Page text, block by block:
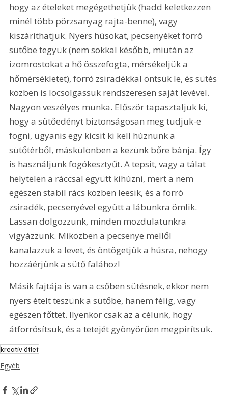
hogy az ételeket megégethetjük (hadd keletkezzen
minél több pörzsanyag rajta-benne), vagy
kiszáríthatjuk. Nyers húsokat, pecsenyéket forró
sütőbe tegyük (nem sokkal később, miután az
izomrostokat a hő összefogta, mérsékeljük a
hőmérsékletet), forró zsiradékkal öntsük le, és sütés
közben is locsolgassuk rendszeresen saját levével.
Nagyon veszélyes munka. Először tapasztaljuk ki,
hogy a sütőedényt biztonságosan meg tudjuk-e
fogni, ugyanis egy kicsit ki kell húznunk a
sütőtérből, máskülönben a kezünk bőre bánja. Így
is használjunk fogókesztyűt. A tepsit, vagy a tálat
helytelen a ráccsal együtt kihúzni, mert a nem
egészen stabil rács közben leesik, és a forró
zsiradék, pecsenyével együtt a lábunkra ömlik.
Lassan dolgozzunk, minden mozdulatunkra
vigyázzunk. Miközben a pecsenye mellől
kanalazzuk a levet, és öntögetjük a húsra, nehogy
hozzáérjünk a sütő falához!
Másik fajtája is van a csőben sütésnek, ekkor nem
nyers ételt teszünk a sütőbe, hanem félig, vagy
egészen főttet. Ilyenkor csak az a célunk, hogy
átforrósítsuk, és a tetejét gyönyörűen megpirítsuk.
kreatív ötlet
Egyéb